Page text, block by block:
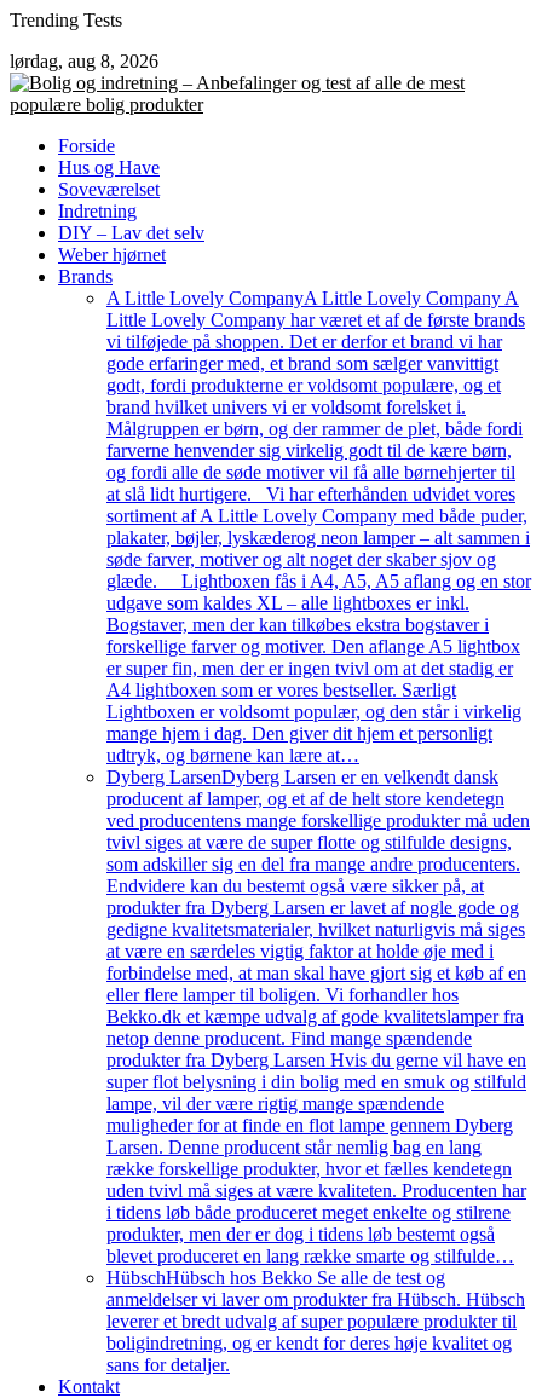
Skip
content
Trending Tests
lørdag, aug 8, 2026
Forside
Hus og Have
Soveværelset
Indretning
DIY – Lav det selv
Weber hjørnet
Brands
A Little Lovely CompanyA Little Lovely Company A
Little Lovely Company har været et af de første brands
vi tilføjede på shoppen. Det er derfor et brand vi har
gode erfaringer med, et brand som sælger vanvittigt
godt, fordi produkterne er voldsomt populære, og et
brand hvilket univers vi er voldsomt forelsket i.
Målgruppen er børn, og der rammer de plet, både fordi
farverne henvender sig virkelig godt til de kære børn,
og fordi alle de søde motiver vil få alle børnehjerter til
at slå lidt hurtigere. Vi har efterhånden udvidet vores
sortiment af A Little Lovely Company med både puder,
plakater, bøjler, lyskæderog neon lamper – alt sammen i
søde farver, motiver og alt noget der skaber sjov og
glæde. Lightboxen fås i A4, A5, A5 aflang og en stor
udgave som kaldes XL – alle lightboxes er inkl.
Bogstaver, men der kan tilkøbes ekstra bogstaver i
forskellige farver og motiver. Den aflange A5 lightbox
er super fin, men der er ingen tvivl om at det stadig er
A4 lightboxen som er vores bestseller. Særligt
Lightboxen er voldsomt populær, og den står i virkelig
mange hjem i dag. Den giver dit hjem et personligt
udtryk, og børnene kan lære at…
Dyberg LarsenDyberg Larsen er en velkendt dansk
producent af lamper, og et af de helt store kendetegn
ved producentens mange forskellige produkter må uden
tvivl siges at være de super flotte og stilfulde designs,
som adskiller sig en del fra mange andre producenters.
Endvidere kan du bestemt også være sikker på, at
produkter fra Dyberg Larsen er lavet af nogle gode og
gedigne kvalitetsmaterialer, hvilket naturligvis må siges
at være en særdeles vigtig faktor at holde øje med i
forbindelse med, at man skal have gjort sig et køb af en
eller flere lamper til boligen. Vi forhandler hos
Bekko.dk et kæmpe udvalg af gode kvalitetslamper fra
netop denne producent. Find mange spændende
produkter fra Dyberg Larsen Hvis du gerne vil have en
super flot belysning i din bolig med en smuk og stilfuld
lampe, vil der være rigtig mange spændende
muligheder for at finde en flot lampe gennem Dyberg
Larsen. Denne producent står nemlig bag en lang
række forskellige produkter, hvor et fælles kendetegn
uden tvivl må siges at være kvaliteten. Producenten har
i tidens løb både produceret meget enkelte og stilrene
produkter, men der er dog i tidens løb bestemt også
blevet produceret en lang række smarte og stilfulde…
HübschHübsch hos Bekko Se alle de test og
anmeldelser vi laver om produkter fra Hübsch. Hübsch
leverer et bredt udvalg af super populære produkter til
boligindretning, og er kendt for deres høje kvalitet og
sans for detaljer.
Kontakt